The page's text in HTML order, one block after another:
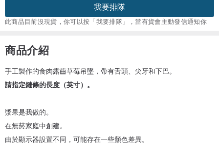
我要排隊
此商品目前沒現貨，你可以按「我要排隊」，當有貨會主動發信通知你
商品介紹
手工製作的食肉露齒草莓吊墜，帶有舌頭、尖牙和下巴。
請指定鏈條的長度（英寸）。
漿果是我做的。
在無菸家庭中創建。
由於顯示器設置不同，可能存在一些顏色差異。